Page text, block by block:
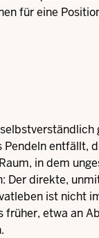
für eine
entfällt,
in dem
Der direkte,
ist nicht
etwa an